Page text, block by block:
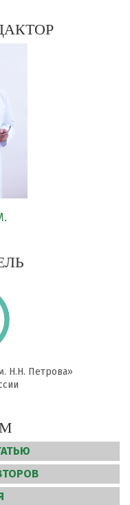
Н.Н. Петрова»